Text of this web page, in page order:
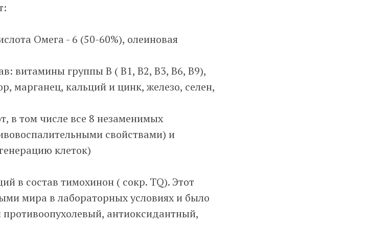
Омега - 6 (50-60%), олеиновая
витамины группы В ( В1, В2, В3, В6, В9),
марганец, кальций и цинк, железо, селен,
в том числе все 8 незаменимых
свойствами) и
клеток)
в состав тимохинон ( сокр. TQ). Этот
мира в лабораторных условиях и было
антиоксидантный,